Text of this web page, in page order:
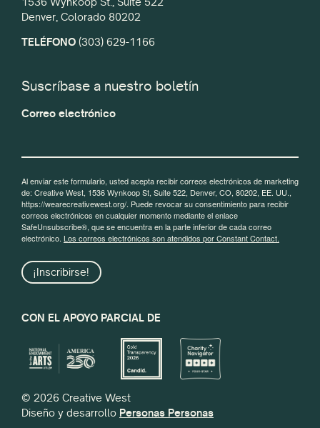
Denver, Colorado 80202
TELÉFONO (303) 629-1166
Suscríbase a nuestro boletín
Correo electrónico
Al enviar este formulario, usted acepta recibir correos electrónicos de marketing
de: Creative West, 1536 Wynkoop St, Suite 522, Denver, CO, 80202, EE. UU.,
https://wearecreativewest.org/. Puede revocar su consentimiento para recibir
correos electrónicos en cualquier momento mediante el enlace
SafeUnsubscribe®, que se encuentra en la parte inferior de cada correo
electrónico. Los correos electrónicos son atendidos por Constant Contact.
¡Inscribirse!
CON EL APOYO PARCIAL DE
© 2026 Creative West
Diseño y desarrollo Personas Personas